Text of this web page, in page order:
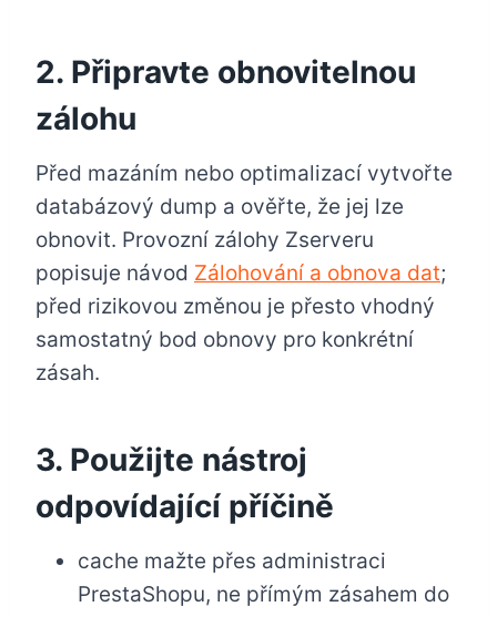
2. Připravte obnovitelnou
zálohu
Před mazáním nebo optimalizací vytvořte
databázový dump a ověřte, že jej lze
obnovit. Provozní zálohy Zserveru
popisuje návod Zálohování a obnova dat;
před rizikovou změnou je přesto vhodný
samostatný bod obnovy pro konkrétní
zásah.
3. Použijte nástroj
odpovídající příčině
cache mažte přes administraci
PrestaShopu, ne přímým zásahem do